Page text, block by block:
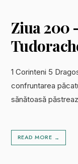
Ziua 200
1 Corinteni 5
confruntarea
sănătoasă
READ MORE →